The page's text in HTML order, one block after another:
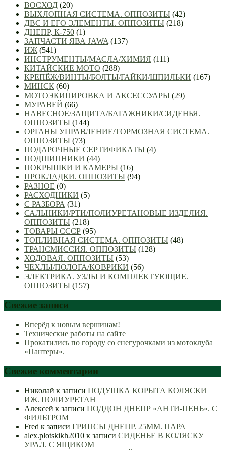
ВОСХОД (20)
ВЫХЛОПНАЯ СИСТЕМА. ОППОЗИТЫ (42)
ДВС И ЕГО ЭЛЕМЕНТЫ. ОППОЗИТЫ (218)
ДНЕПР, К-750 (1)
ЗАПЧАСТИ ЯВА JAWA (137)
ИЖ (541)
ИНСТРУМЕНТЫ/МАСЛА/ХИМИЯ (111)
КИТАЙСКИЕ МОТО (288)
КРЕПЁЖ/ВИНТЫ/БОЛТЫ/ГАЙКИ/ШПИЛЬКИ (167)
МИНСК (60)
МОТОЭКИПИРОВКА И АКСЕССУАРЫ (29)
МУРАВЕЙ (66)
НАВЕСНОЕ/ЗАЩИТА/БАГАЖНИКИ/СИДЕНЬЯ.
ОППОЗИТЫ (144)
ОРГАНЫ УПРАВЛЕНИЕ/ТОРМОЗНАЯ СИСТЕМА.
ОППОЗИТЫ (73)
ПОДАРОЧНЫЕ СЕРТИФИКАТЫ (4)
ПОДШИПНИКИ (44)
ПОКРЫШКИ И КАМЕРЫ (16)
ПРОКЛАДКИ. ОППОЗИТЫ (94)
РАЗНОЕ (0)
РАСХОДНИКИ (5)
С РАЗБОРА (31)
САЛЬНИКИ/РТИ/ПОЛИУРЕТАНОВЫЕ ИЗДЕЛИЯ.
ОППОЗИТЫ (218)
ТОВАРЫ СССР (95)
ТОПЛИВНАЯ СИСТЕМА. ОППОЗИТЫ (48)
ТРАНСМИССИЯ. ОППОЗИТЫ (128)
ХОДОВАЯ. ОППОЗИТЫ (53)
ЧЕХЛЫ/ПОЛОГА/КОВРИКИ (56)
ЭЛЕКТРИКА. УЗЛЫ И КОМПЛЕКТУЮЩИЕ.
ОППОЗИТЫ (157)
Свежие записи
Вперёд к новым вершинам!
Технические работы на сайте
Прокатились по городу со снегурочками из мотоклуба
«Пантеры».
Свежие комментарии
Николай к записи ПОДУШКА КОРЫТА КОЛЯСКИ
ИЖ. ПОЛИУРЕТАН
Алексей к записи ПОДДОН ДНЕПР «АНТИ-ПЕНЬ». С
ФИЛЬТРОМ
Fred к записи ГРИПСЫ ДНЕПР. 25ММ. ПАРА
alex.plotskikh2010 к записи СИДЕНЬЕ В КОЛЯСКУ
УРАЛ. С ЯЩИКОМ